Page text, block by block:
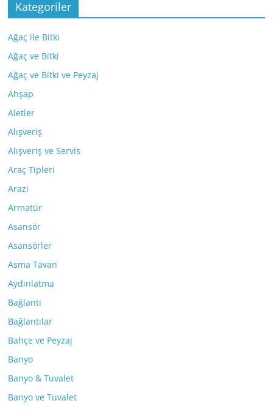
Kategoriler
Ağaç ile Bitki
Ağaç ve Bitki
Ağaç ve Bitki ve Peyzaj
Ahşap
Aletler
Alışveriş
Alışveriş ve Servis
Araç Tipleri
Arazi
Armatür
Asansör
Asansörler
Asma Tavan
Aydınlatma
Bağlantı
Bağlantılar
Bahçe ve Peyzaj
Banyo
Banyo & Tuvalet
Banyo ve Tuvalet